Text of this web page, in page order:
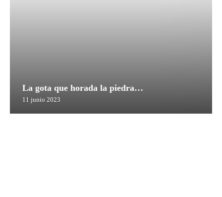
La gota que horada la piedra…
11 junio 2023